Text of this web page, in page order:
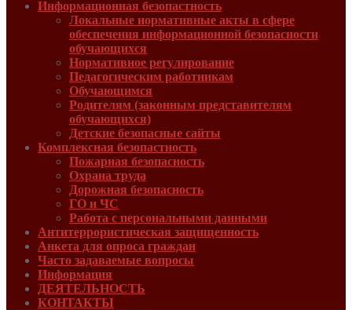
Информационная безопастность
Локальные нормативные акты в сфере
обеспечения информационной безопасности
обучающихся
Нормативное регулирование
Педагогическим работникам
Обучающимся
Родителям (законным представителям
обучающихся)
Детские безопасные сайты
Комплексная безопастность
Пожарная безопасность
Охрана труда
Дорожная безопасность
ГО и ЧС
Работа с персональными данными
Антитеррористическая защищенность
Анкета для опроса граждан
Часто задаваемые вопросы
Информация
ДЕЯТЕЛЬНОСТЬ
КОНТАКТЫ